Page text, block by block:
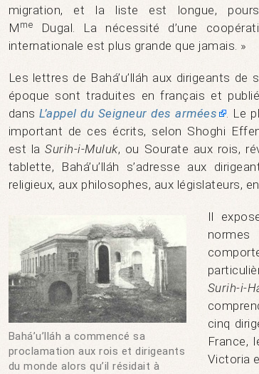
migration, et la liste est longue,
M me
Dugal. La nécessité d’une
internationale est plus grande que jamais. »
Les lettres de Bahá’u’lláh aux dirigeants de
époque sont traduites en français et
dansL’appel du Seigneur des armées
. Le
important de ces écrits, selon Shoghi
est laSurih-i-Muluk, ou Sourate aux rois,
tablette, Bahá’u’lláh s’adresse aux
religieux, aux philosophes, aux législateurs,
Bahá’u’lláh a commencé sa
proclamation aux rois et dirigeants
du monde alors qu’il résidait à
Il
Surih-i-
cinq
France,
Victoria